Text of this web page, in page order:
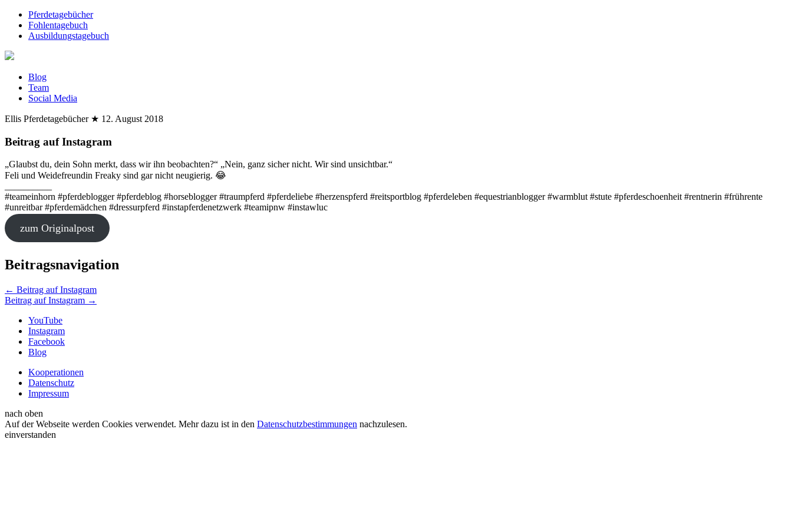
Pferdetagebücher
Fohlentagebuch
Ausbildungstagebuch
Blog
Team
Social Media
Ellis Pferdetagebücher ★ 12. August 2018
Beitrag auf Instagram
„Glaubst du, dein Sohn merkt, dass wir ihn beobachten?“ „Nein, ganz sicher nicht. Wir sind unsichtbar.“
Feli und Weidefreundin Freaky sind gar nicht neugierig. 😂
#teameinhorn #pferdeblogger #pferdeblog #horseblogger #traumpferd #pferdeliebe #herzenspferd #reitsportblog #pferdeleben #equestrianblogger #warmblut #stute #pferdeschoenheit #rentnerin #frührente
#unreitbar #pferdemädchen #dressurpferd #instapferdenetzwerk #teamipnw #instawluc
zum Originalpost
Beitragsnavigation
← Beitrag auf Instagram
Beitrag auf Instagram →
YouTube
Instagram
Facebook
Blog
Kooperationen
Datenschutz
Impressum
nach oben
Auf der Webseite werden Cookies verwendet. Mehr dazu ist in den Datenschutzbestimmungen nachzulesen.
einverstanden